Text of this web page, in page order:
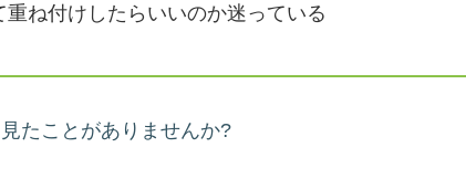
ね付けしたらいいのか迷っている
たことがありませんか?